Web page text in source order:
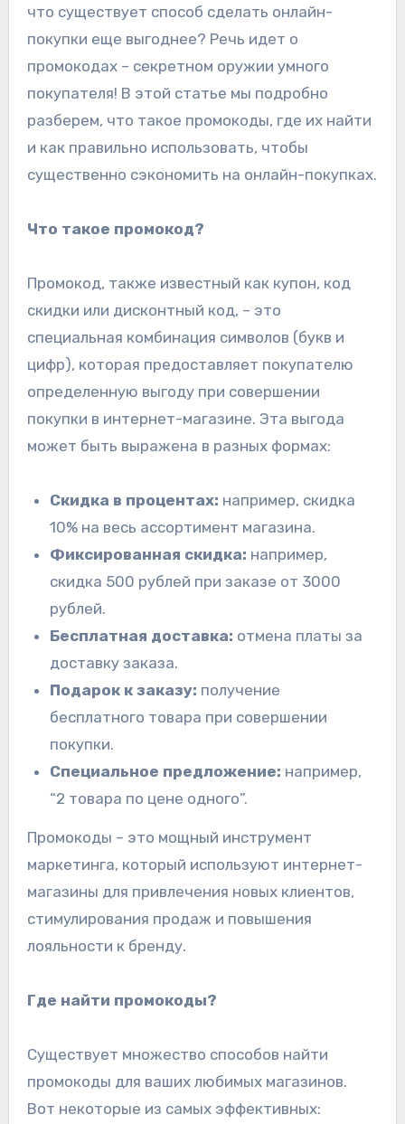
что существует способ сделать онлайн-
покупки еще выгоднее? Речь идет о
промокодах – секретном оружии умного
покупателя! В этой статье мы подробно
разберем, что такое промокоды, где их найти
и как правильно использовать, чтобы
существенно сэкономить на онлайн-покупках.
Что такое промокод?
Промокод, также известный как купон, код
скидки или дисконтный код, – это
специальная комбинация символов (букв и
цифр), которая предоставляет покупателю
определенную выгоду при совершении
покупки в интернет-магазине. Эта выгода
может быть выражена в разных формах:
Скидка в процентах: например, скидка
10% на весь ассортимент магазина.
Фиксированная скидка: например,
скидка 500 рублей при заказе от 3000
рублей.
Бесплатная доставка: отмена платы за
доставку заказа.
Подарок к заказу: получение
бесплатного товара при совершении
покупки.
Специальное предложение: например,
“2 товара по цене одного”.
Промокоды – это мощный инструмент
маркетинга, который используют интернет-
магазины для привлечения новых клиентов,
стимулирования продаж и повышения
лояльности к бренду.
Где найти промокоды?
Существует множество способов найти
промокоды для ваших любимых магазинов.
Вот некоторые из самых эффективных: